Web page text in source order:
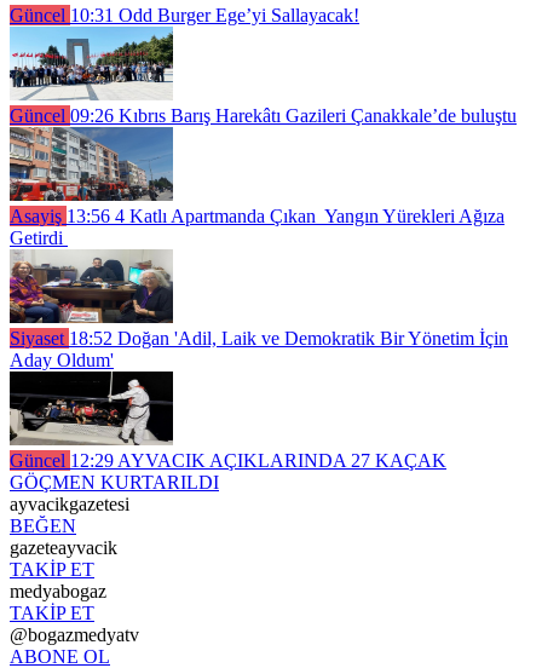
Güncel 10:31 Odd Burger Ege’yi Sallayacak!
Güncel 09:26 Kıbrıs Barış Harekâtı Gazileri Çanakkale’de buluştu
Asayiş 13:56 4 Katlı Apartmanda Çıkan Yangın Yürekleri Ağıza
Getirdi
Siyaset 18:52 Doğan 'Adil, Laik ve Demokratik Bir Yönetim İçin
Aday Oldum'
Güncel 12:29 AYVACIK AÇIKLARINDA 27 KAÇAK
GÖÇMEN KURTARILDI
ayvacikgazetesi
BEĞEN
gazeteayvacik
TAKİP ET
medyabogaz
TAKİP ET
@bogazmedyatv
ABONE OL